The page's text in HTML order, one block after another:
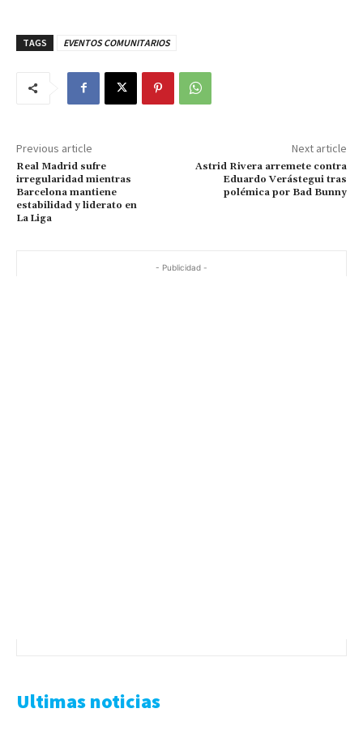
TAGS EVENTOS COMUNITARIOS
Previous article
Real Madrid sufre
irregularidad mientras
Barcelona mantiene
estabilidad y liderato en
La Liga
Next article
Astrid Rivera arremete contra
Eduardo Verástegui tras
polémica por Bad Bunny
- Publicidad -
Ultimas noticias